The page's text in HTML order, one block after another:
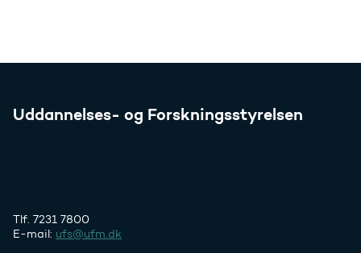
Uddannelses- og Forskningsstyrelsen
Tlf. 7231 7800
E-mail: ufs@ufm.dk